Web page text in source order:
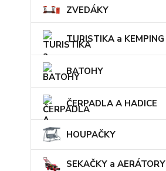
ZVEDÁKY
TURISTIKA a KEMPING
BATOHY
ČERPADLA A HADICE
HOUPAČKY
SEKAČKY a AERÁTORY